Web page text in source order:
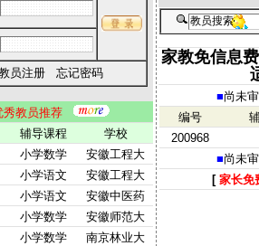
员注册 忘记密码
秀教员推荐
辅导课程
学校
小学数学
安徽工程大
小学语文
安徽工程大
小学语文
安徽中医药
小学数学
安徽师范大
小学数学
南京林业大
家教免信息
■尚未
编号
200968
■尚未
[ 家长免